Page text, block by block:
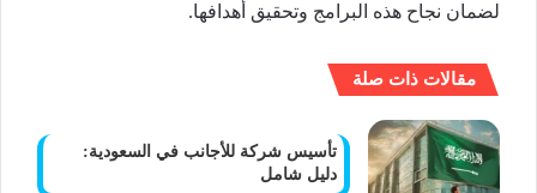
لضمان نجاح هذه البرامج وتحقيق أهدافها.
مقالات ذات صلة
تأسيس شركة للأجانب في السعودية:
دليل شامل